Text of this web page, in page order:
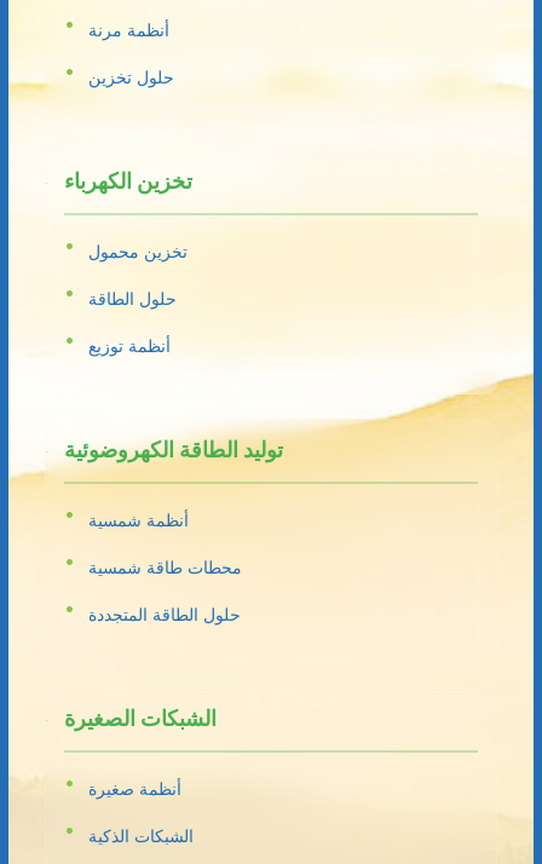
أنظمة مرنة
حلول تخزين
تخزين الكهرباء
تخزين محمول
حلول الطاقة
أنظمة توزيع
توليد الطاقة الكهروضوئية
أنظمة شمسية
محطات طاقة شمسية
حلول الطاقة المتجددة
الشبكات الصغيرة
أنظمة صغيرة
الشبكات الذكية